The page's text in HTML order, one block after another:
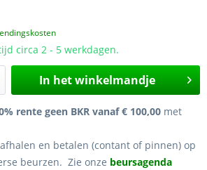
circa 2 - 5 werkdagen.
In het winkelmandje
rente geen BKR vanaf € 100,00 met
en betalen (contant of pinnen) op
beurzen. Zie onze beursagenda